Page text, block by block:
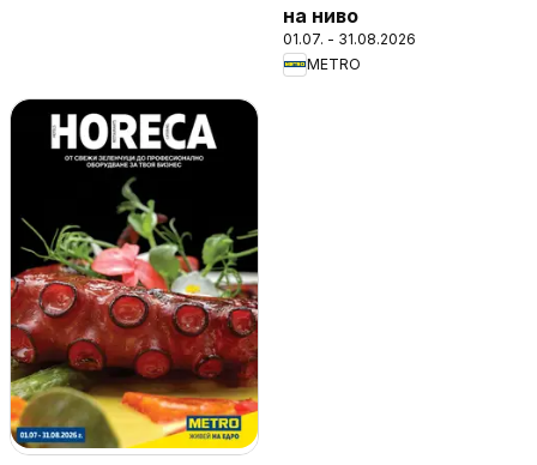
на ниво
01.07. - 31.08.2026
METRO